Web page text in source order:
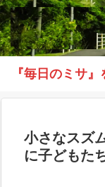
『毎日のミサ
小さなスズ
に子どもた